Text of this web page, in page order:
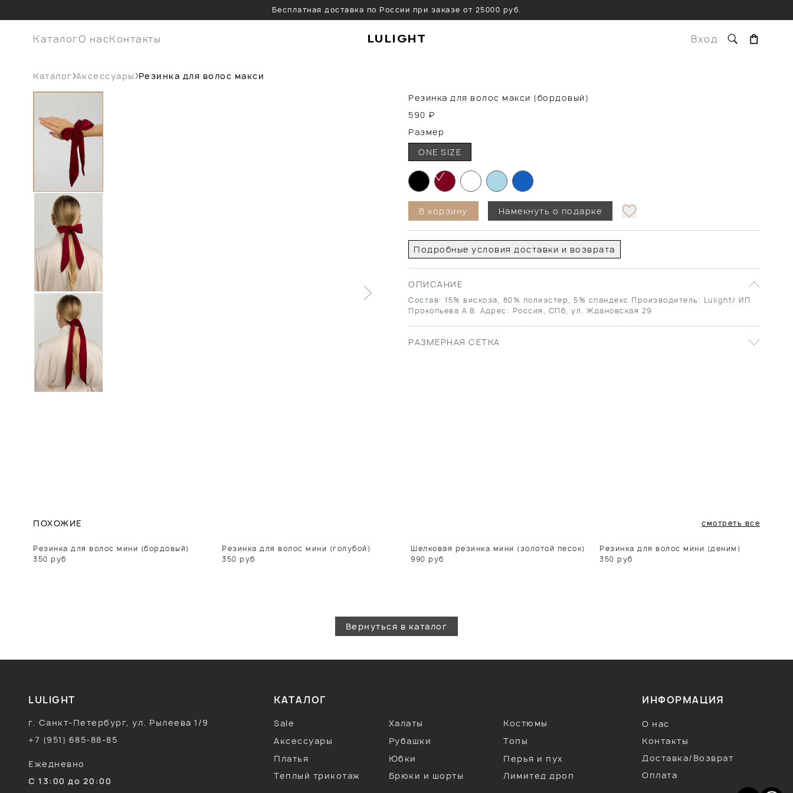
Бесплатная доставка по России при заказе от 25000 руб.
КаталогО насКонтакты LULIGHT Вход
Каталог Аксессуары Резинка для волос макси
Резинка для волос макси (бордовый)
590 ₽
Размер
ONE SIZE
В корзину Намекнуть о подарке
Подробные условия доставки и возврата
ОПИСАНИЕ
Состав: 15% вискоза, 80% полиэстер, 5% спандекс Производитель: Lulight/ ИП
Прокопьева А.В. Адрес: Россия, СПб, ул. Ждановская 29
РАЗМЕРНАЯ СЕТКА
ПОХОЖИЕ смотреть все
Резинка для волос мини (бордовый)
350 руб
Резинка для волос мини (голубой)
350 руб
Шелковая резинка мини (золотой песок)
990 руб
Резинка для волос мини (деним)
350 руб
Вернуться в каталог
LULIGHT
г. Санкт-Петербург, ул. Рылеева 1/9
+7 (951) 685-88-85
Ежедневно
С 13:00 до 20:00
КАТАЛОГ
Sale Халаты
Костюмы
Аксессуары
Рубашки
Топы
Платья
Юбки
Перья и пух
Теплый трикотаж
Брюки и шорты Лимитед дроп
ИНФОРМАЦИЯ
О нас
Контакты
Доставка/Возврат
Оплата